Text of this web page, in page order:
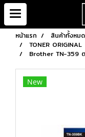
หน้าแรก สินค้าทั้งหมด
TONER ORIGINAL
Brother TN-359
New